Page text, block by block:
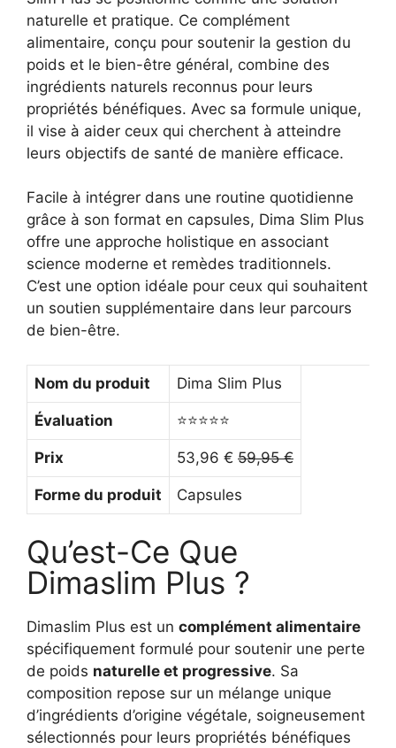
naturelle et pratique. Ce complément
alimentaire, conçu pour soutenir la gestion du
poids et le bien-être général, combine des
ingrédients naturels reconnus pour leurs
propriétés bénéfiques. Avec sa formule unique,
il vise à aider ceux qui cherchent à atteindre
leurs objectifs de santé de manière efficace.
Facile à intégrer dans une routine quotidienne
grâce à son format en capsules, Dima Slim Plus
offre une approche holistique en associant
science moderne et remèdes traditionnels.
C’est une option idéale pour ceux qui souhaitent
un soutien supplémentaire dans leur parcours
de bien-être.
Nom du produit Dima Slim Plus
Évaluation ⭐⭐⭐⭐⭐
Prix 53,96 € 59,95 €
Forme du produit Capsules
Qu’est-Ce Que
Dimaslim Plus ?
Dimaslim Plus est un complément alimentaire
spécifiquement formulé pour soutenir une perte
de poids naturelle et progressive. Sa
composition repose sur un mélange unique
d’ingrédients d’origine végétale, soigneusement
sélectionnés pour leurs propriétés bénéfiques